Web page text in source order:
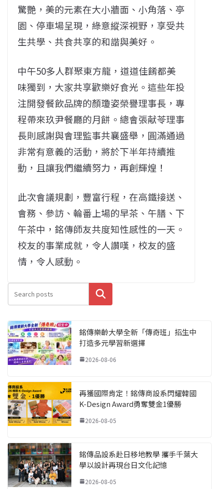
驚艷，美的元素在大小牆面、小角落、亭
園、停車場呈現，綠意縱深視野，享受共
生共學、共食共享的和諧與美好。
中午50多人群聚東方龍，道道佳餚都美
味獨到，大家共享歡樂好食光。這些年投
注開發餐飲品牌的顏瓊姿榮譽理事長，專
程帶來玖尹餐廳的月餅。總會張献苓理事
長則感謝與會理監事共襄盛舉，圓滿通過
非常有意義的活動，將於下半年持續推
動，且讓我們繼續努力，再創輝煌！
此次會議規劃，豐富行程，在高鐵接送、
會務、參訪、輪番上場的早茶、午膳、下
午茶中，銘傳師友共度知性感性的一天。
校友的事業成就，令人讚嘆，校友的盛
情，令人感動。
搜尋
銘傳樂齡大學全新「傳奇班」招生中
打造多元學習新選擇
2026-08-06
再獲國際肯定！銘傳商設系閃耀韓國
K-Design Award勇奪雙金1優勝
2026-08-05
銘傳品設系赴日移地教學 攜手千葉大
學以設計再現台日文化記憶
2026-08-05